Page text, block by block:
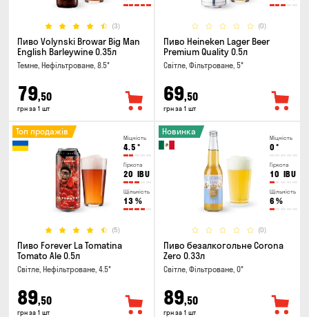
(3)
Пиво Volynski Browar Big Man
English Barleywine 0.35л
Темне, Нефільтроване, 8.5°
79,50
грн за 1 шт
(0)
Пиво Heineken Lager Beer
Premium Quality 0.5л
Світле, Фільтроване, 5°
69,50
грн за 1 шт
Міцність
4.5 °
Гіркота
20 IBU
Щільність
13 %
(5)
Топ продажів
Пиво Forever La Tomatina
Tomato Ale 0.5л
Світле, Нефільтроване, 4.5°
89,50
грн за 1 шт
Міцність
0 °
Гіркота
10 IBU
Щільність
6 %
(0)
Новинка
Пиво безалкогольне Corona
Zero 0.33л
Світле, Фільтроване, 0°
89,50
грн за 1 шт